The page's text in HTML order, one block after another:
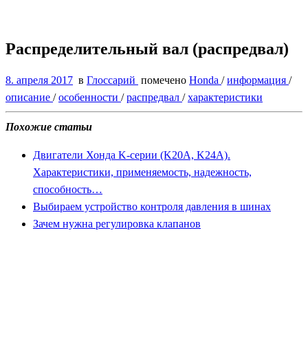
Распределительный вал (распредвал)
8. апреля 2017 в Глоссарий помечено Honda /информация /
описание /особенности /распредвал /характеристики
Похожие статьи
Двигатели Хонда K-серии (K20A, K24A).
Характеристики, применяемость, надежность,
способность…
Выбираем устройство контроля давления в шинах
Зачем нужна регулировка клапанов